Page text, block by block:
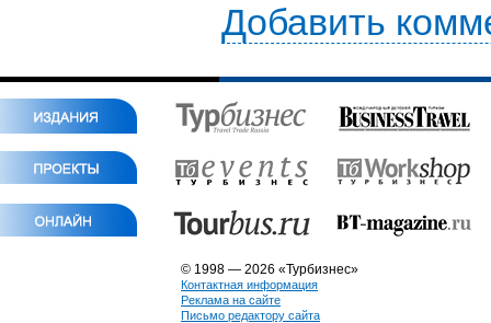
Добавить
© 1998 — 2026 «Турбизнес»
Контактная информация
Реклама на сайте
Письмо редактору сайта